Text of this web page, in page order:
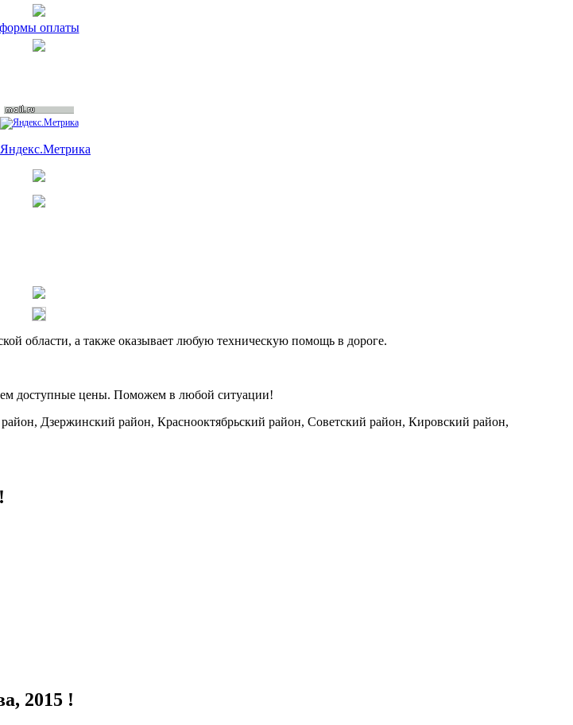
формы оплаты
области, а также оказывает любую техническую помощь в дороге.
доступные цены. Поможем в любой ситуации!
Дзержинский район, Краснооктябрьский район, Советский район, Кировский район,
2015 !